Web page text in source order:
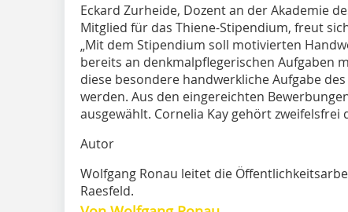
Eckard Zurheide, Dozent an der Akademie
Mitglied für das Thiene-Stipendium, freut
„Mit dem Stipendium soll motivierten
bereits an denkmalpflegerischen Aufgaben
diese besondere handwerkliche Aufgabe
werden. Aus den eingereichten
ausgewählt. Cornelia Kay gehört zweifelsfrei
Autor
Wolfgang Ronau leitet die
Raesfeld.